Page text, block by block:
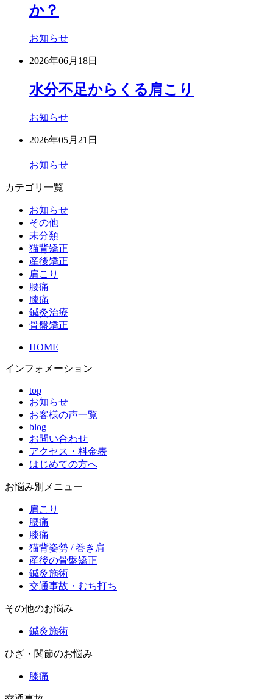
か？
お知らせ
2026年06月18日
水分不足からくる肩こり
お知らせ
2026年05月21日
お知らせ
カテゴリ一覧
お知らせ
その他
未分類
猫背矯正
産後矯正
肩こり
腰痛
膝痛
鍼灸治療
骨盤矯正
HOME
インフォメーション
top
お知らせ
お客様の声一覧
blog
お問い合わせ
アクセス・料金表
はじめての方へ
お悩み別メニュー
肩こり
腰痛
膝痛
猫背姿勢 / 巻き肩
産後の骨盤矯正
鍼灸施術
交通事故・むち打ち
その他のお悩み
鍼灸施術
ひざ・関節のお悩み
膝痛